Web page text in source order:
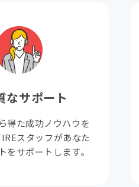
なサポート
得た成功ノウハウを
スタッフがあなた
をサポートします。